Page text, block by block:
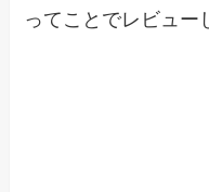
ってことでレビュー